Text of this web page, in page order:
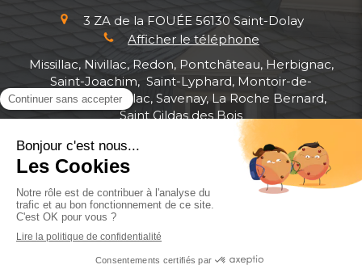
3 ZA de la FOUÉE 56130 Saint-Dolay
Afficher le téléphone
Missillac, Nivillac, Redon, Pontchâteau, Herbignac,
Saint-Joachim, Saint-Lyphard, Montoir-de-
Bretagne, Muzillac, Savenay, La Roche Bernard,
Saint Gildas des Bois
Plan du site
Mentions légales
©2019 CHESNIN MCE - Menuiserie Charpente
Escaliers
Création et référencement du site par Simplébo